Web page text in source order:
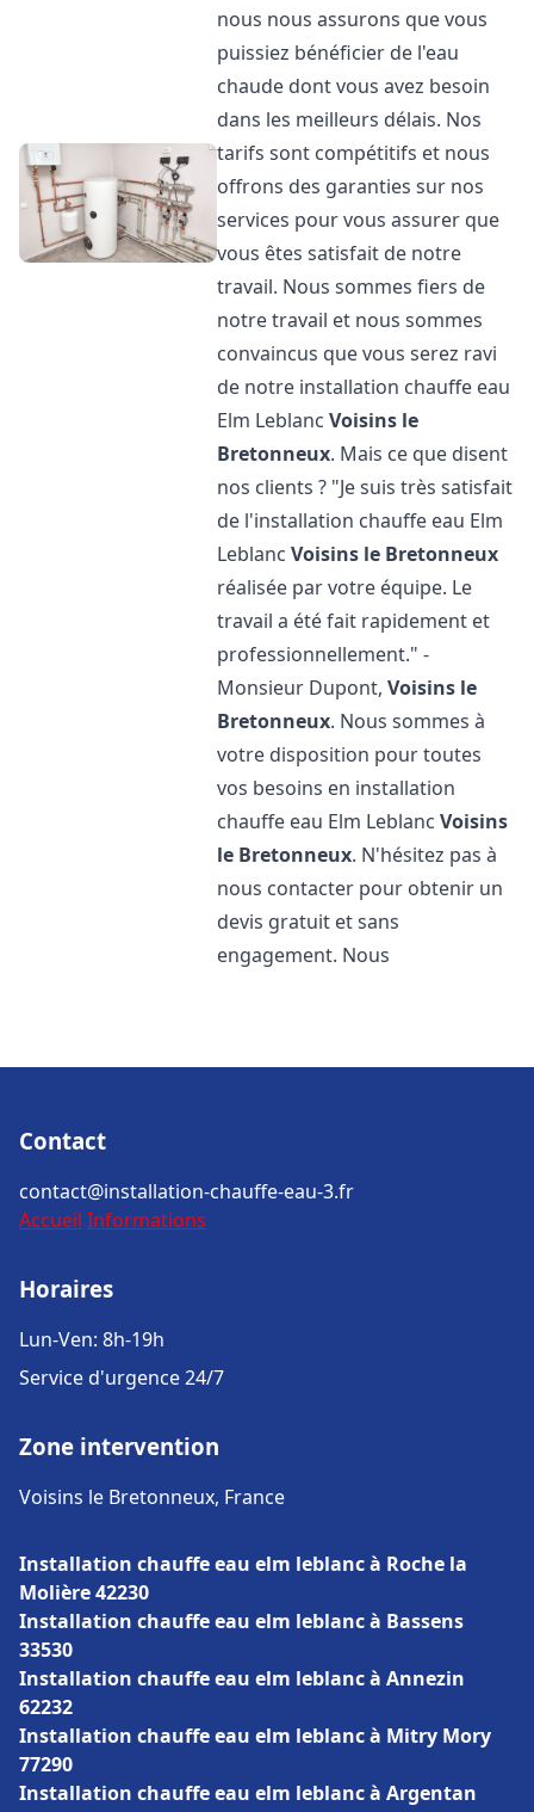
nous nous assurons que vous
puissiez bénéficier de l'eau
chaude dont vous avez besoin
dans les meilleurs délais. Nos
tarifs sont compétitifs et nous
offrons des garanties sur nos
services pour vous assurer que
vous êtes satisfait de notre
travail. Nous sommes fiers de
notre travail et nous sommes
convaincus que vous serez ravi
de notre installation chauffe eau
Elm LeblancVoisins le
Bretonneux. Mais ce que disent
nos clients ? "Je suis très satisfait
de l'installation chauffe eau Elm
LeblancVoisins le Bretonneux
réalisée par votre équipe. Le
travail a été fait rapidement et
professionnellement." -
Monsieur Dupont,Voisins le
Bretonneux. Nous sommes à
votre disposition pour toutes
vos besoins en installation
chauffe eau Elm LeblancVoisins
le Bretonneux. N'hésitez pas à
nous contacter pour obtenir un
devis gratuit et sans
engagement. Nous
Contact
contact@installation-chauffe-eau-3.fr
Accueil Informations
Horaires
Lun-Ven: 8h-19h
Service d'urgence 24/7
Zone intervention
Voisins le Bretonneux, France
Installation chauffe eau elm leblanc à Roche la
Molière 42230
Installation chauffe eau elm leblanc à Bassens
33530
Installation chauffe eau elm leblanc à Annezin
62232
Installation chauffe eau elm leblanc à Mitry Mory
77290
Installation chauffe eau elm leblanc à Argentan